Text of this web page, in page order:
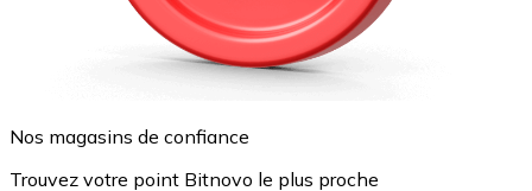
Nos magasins de confiance
Trouvez votre point Bitnovo le plus proche